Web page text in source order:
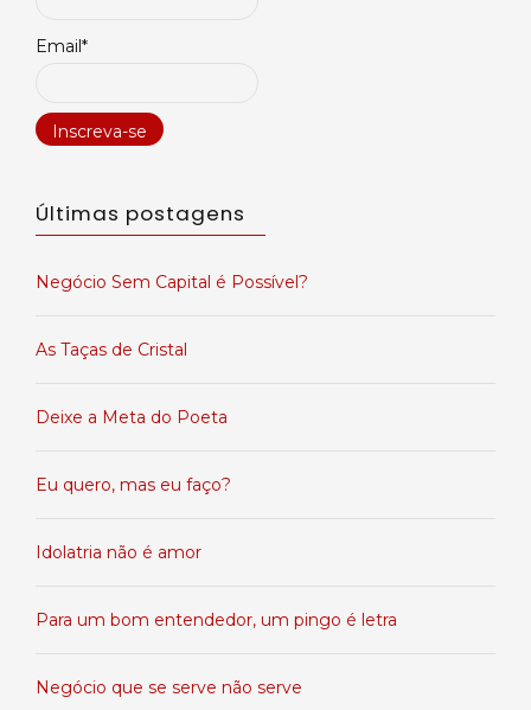
Email*
Últimas postagens
Negócio Sem Capital é Possível?
As Taças de Cristal
Deixe a Meta do Poeta
Eu quero, mas eu faço?
Idolatria não é amor
Para um bom entendedor, um pingo é letra
Negócio que se serve não serve